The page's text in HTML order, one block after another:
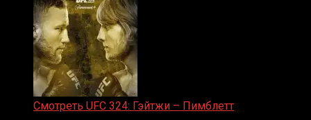
Смотреть UFC 324: Гэйтжи – Пимблетт